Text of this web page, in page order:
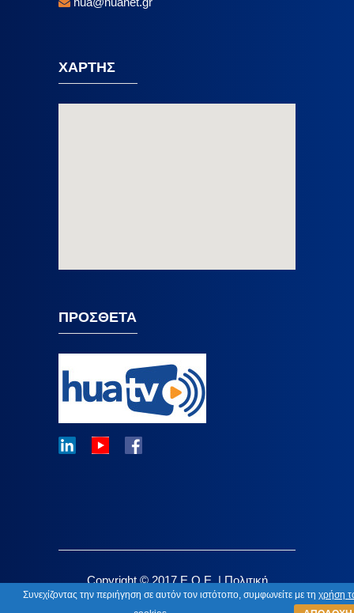
ΧΑΡΤΗΣ
ΠΡΟΣΘΕΤΑ
Copyright © 2017 E.O.E. |Πολιτική
Απορρήτου|Design by KK Infotech
Συνεχίζοντας την περιήγηση σε αυτόν τον ιστότοπο, συμφωνείτε με τη χρήση